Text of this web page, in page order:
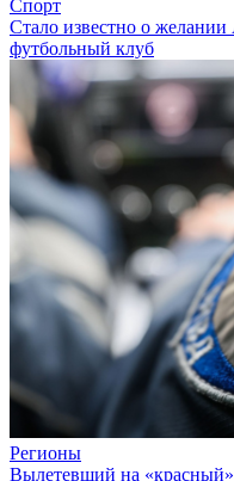
Спорт
Стало известно о
футбольный клуб
Регионы
Вылетевший на